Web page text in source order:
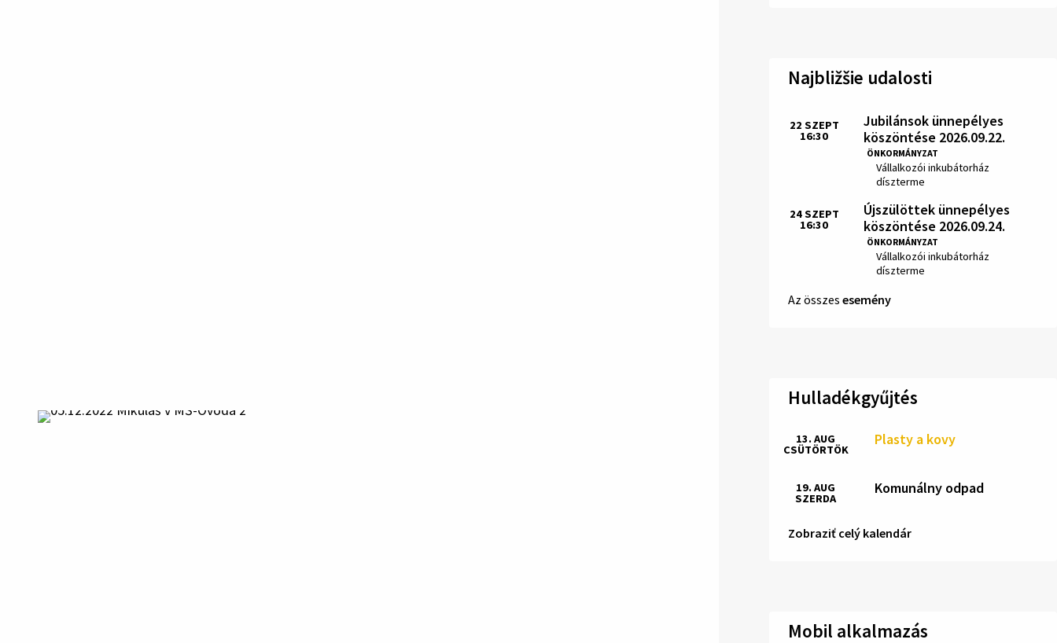
Najbližšie udalosti
Jubilánsok ünnepélyes
köszöntése 2026.09.22.
ÖNKORMÁNYZAT
Hely:
Vállalkozói inkubátorház
díszterme
Idő:
22 SZEPT
16:30
Újszülöttek ünnepélyes
köszöntése 2026.09.24.
ÖNKORMÁNYZAT
Hely:
Vállalkozói inkubátorház
díszterme
Idő:
24SZEPT
16:30
Az összes esemény
Hulladékgyűjtés
Plasty a kovy
13. AUG
CSÜTÖRTÖK
Komunálny odpad
19. AUG
SZERDA
Zobraziť celý kalendár
Mobil alkalmazás